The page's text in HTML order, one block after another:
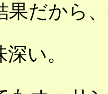
果だから
い。